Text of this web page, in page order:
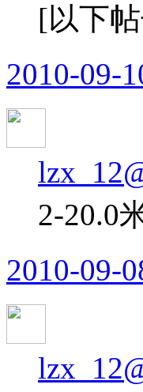
[以下
2010-09-
2-20.0
2010-09-